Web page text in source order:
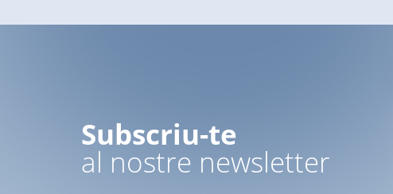
Subscriu-te
al nostre newsletter